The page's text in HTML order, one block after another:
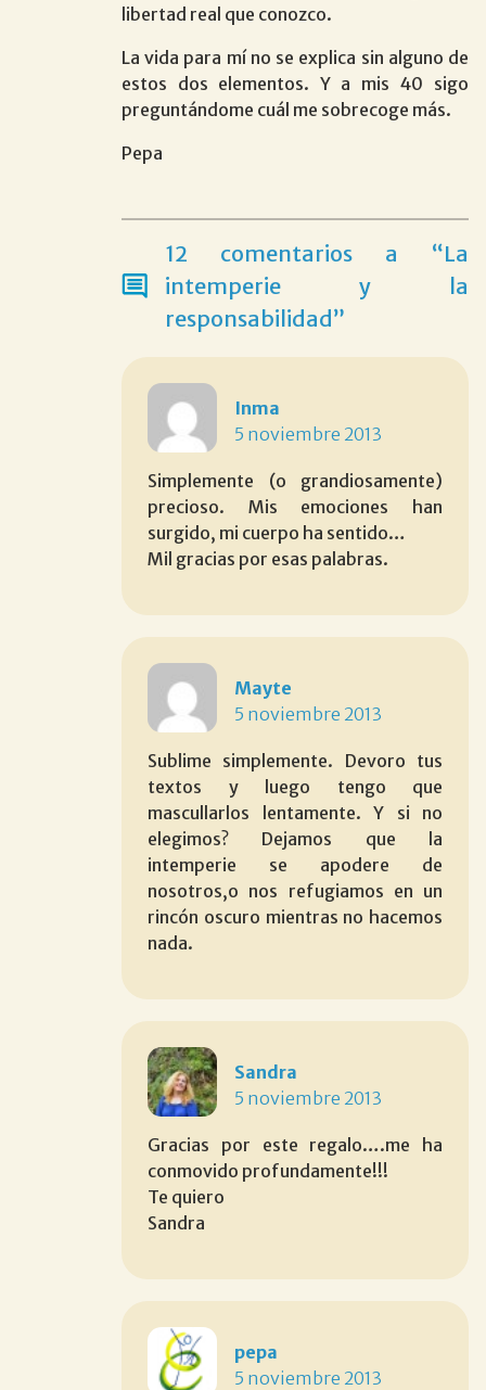
libertad real que conozco.
La vida para mí no se explica sin alguno de
estos dos elementos. Y a mis 40 sigo
preguntándome cuál me sobrecoge más.
Pepa
12 comentarios a “La
intemperie y la
responsabilidad”
Inma
5 noviembre 2013
Simplemente (o grandiosamente)
precioso. Mis emociones han
surgido, mi cuerpo ha sentido…
Mil gracias por esas palabras.
Mayte
5 noviembre 2013
Sublime simplemente. Devoro tus
textos y luego tengo que
mascullarlos lentamente. Y si no
elegimos? Dejamos que la
intemperie se apodere de
nosotros,o nos refugiamos en un
rincón oscuro mientras no hacemos
nada.
Sandra
5 noviembre 2013
Gracias por este regalo….me ha
conmovido profundamente!!!
Te quiero
Sandra
pepa
5 noviembre 2013